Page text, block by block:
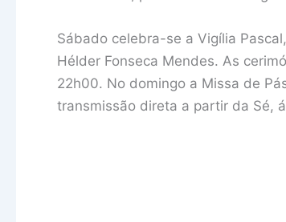
Sábado celebra-se a Vigília
Hélder Fonseca Mendes. As
22h00. No domingo a Missa de
transmissão direta a partir da Sé,